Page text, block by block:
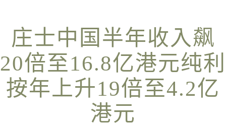
庄士中国半年收入飙
20倍至16.8亿港元纯利
按年上升19倍至4.2亿
港元